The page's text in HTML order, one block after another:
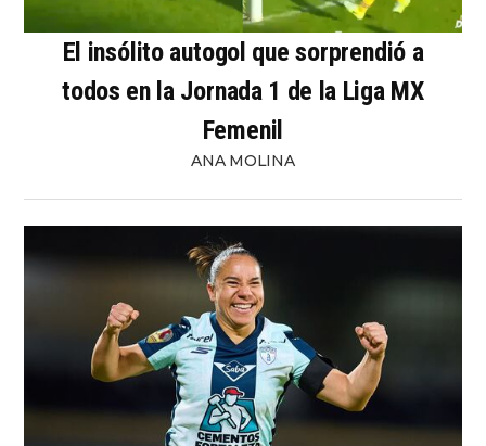
El insólito autogol que sorprendió a
todos en la Jornada 1 de la Liga MX
Femenil
ANA MOLINA